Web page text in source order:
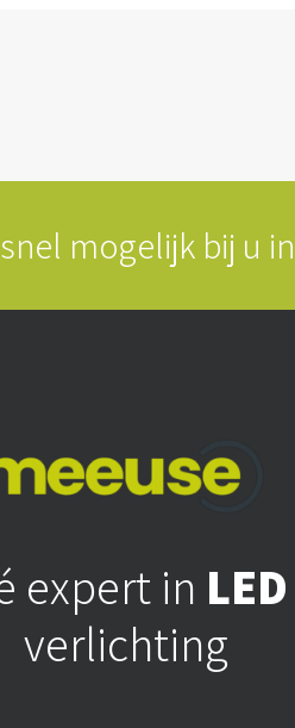
mogelijk bij u
expert in LED
verlichting